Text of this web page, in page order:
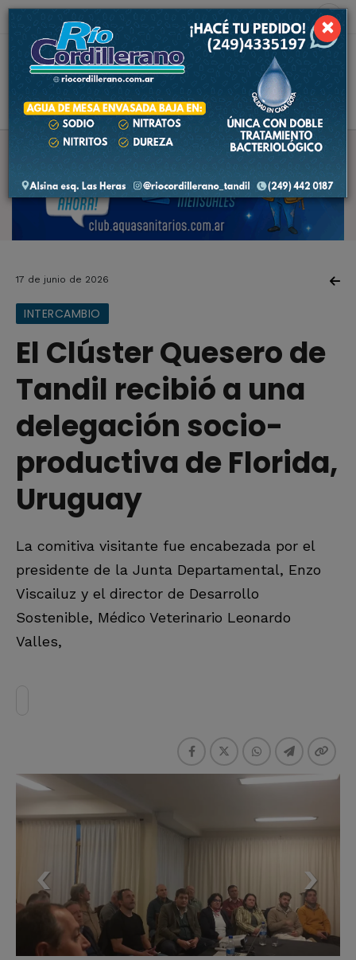
9.5 ºC
17 de junio de 2026
INTERCAMBIO
El Clúster Quesero de
Tandil recibió a una
delegación socio-
productiva de Florida,
Uruguay
La comitiva visitante fue encabezada por el
presidente de la Junta Departamental, Enzo
Viscailuz y el director de Desarrollo
Sostenible, Médico Veterinario Leonardo
Valles,
×